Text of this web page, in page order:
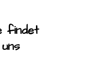
findet